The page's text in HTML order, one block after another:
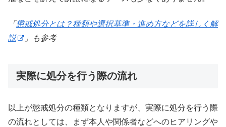
「 懲戒処分とは？種類や選択基準・進め方などを詳しく解
説
」も参考
実際に処分を行う際の流れ
以上が懲戒処分の種類となりますが、実際に処分を行う際
の流れとしては、まず本人や関係者などへのヒアリングや